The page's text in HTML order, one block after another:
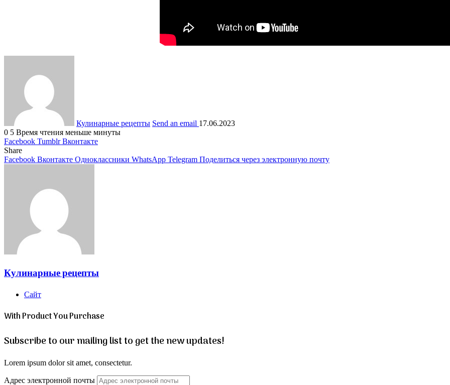
Кулинарные рецепты Send an email 17.06.2023
0 5 Время чтения меньше минуты
Facebook Tumblr Вконтакте
Share
Facebook Вконтакте Одноклассники WhatsApp Telegram Поделиться через электронную почту
Кулинарные рецепты
Сайт
With Product You Purchase
Subscribe to our mailing list to get the new updates!
Lorem ipsum dolor sit amet, consectetur.
Адрес электронной почты